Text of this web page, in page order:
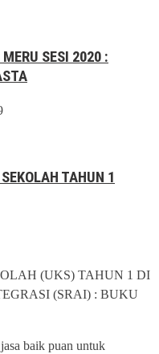
SESI 2020 :
TAHUN 1
(UKS) TAHUN 1 DI
(SRAI) : BUKU
baik puan untuk